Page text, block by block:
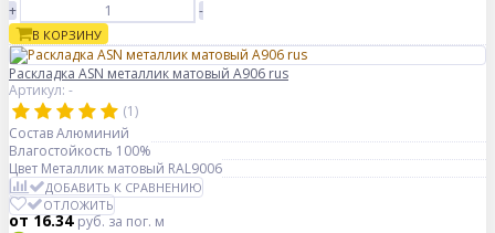
+
-
В КОРЗИНУ
Раскладка ASN металлик матовый А906 rus
Артикул: -
(1)
СоставАлюминий
Влагостойкость 100%
Цвет Металлик матовый RAL9006
ДОБАВИТЬ К СРАВНЕНИЮ
ОТЛОЖИТЬ
от 16.34руб.за пог. м